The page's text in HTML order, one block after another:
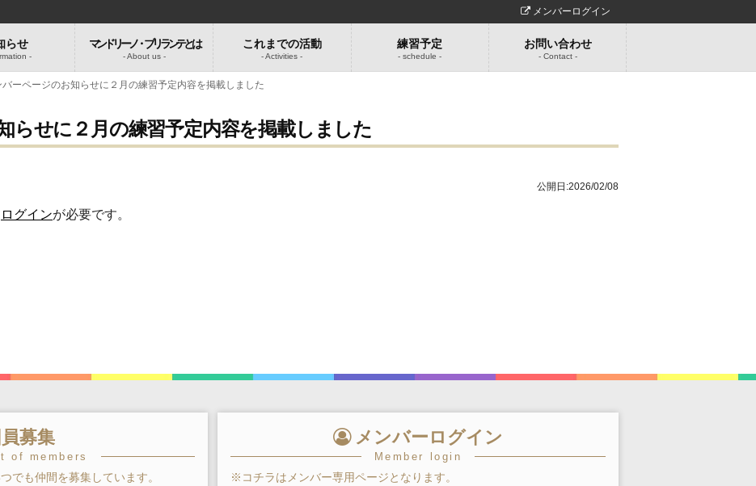
メンバーログイン
らせ
-
マンドリーノ・ブリランテとは
- About us -
これまでの活動
- Activities -
練習予定
- schedule -
お問い合わせ
- Contact -
バーページのお知らせに２月の練習予定内容を掲載しました
らせに２月の練習予定内容を掲載しました
公開日:2026/02/08
ログインが必要です。
員募集
of members
でも仲間を募集しています。
メンバーログイン
Member login
※コチラはメンバー専用ページとなります。